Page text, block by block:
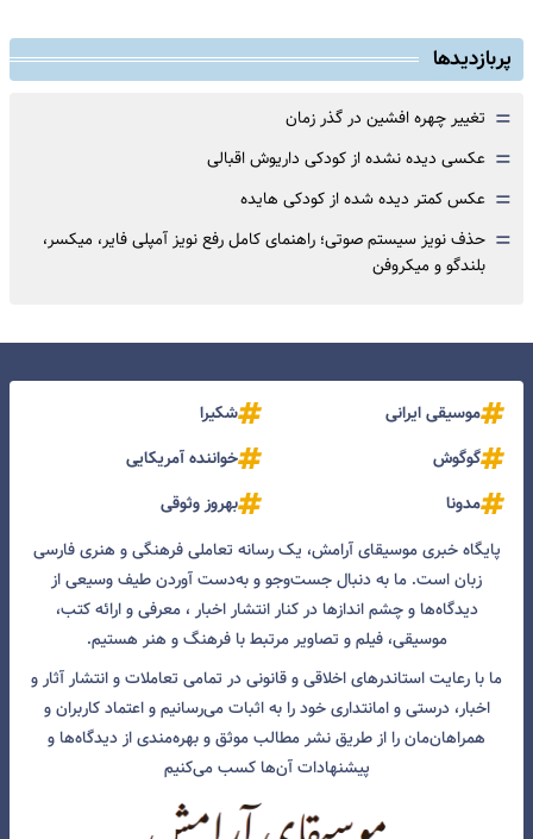
پربازدیدها
= تغییر چهره افشین در گذر زمان
= عکسی دیده نشده از کودکی داریوش اقبالی
= عکس کمتر دیده شده از کودکی هایده
= حذف نویز سیستم صوتی؛ راهنمای کامل رفع نویز آمپلی فایر، میکسر،
بلندگو و میکروفن
موسیقی ایرانی
شکیرا
گوگوش
خواننده آمریکایی
مدونا
بهروز وثوقی
پایگاه خبری موسیقای آرامش، یک رسانه تعاملی فرهنگی و هنری فارسی
زبان است. ما به دنبال جست‌و‌جو و به‌دست آوردن طیف وسیعی از
دیدگاه‌ها و چشم انداز‌ها در کنار انتشار اخبار ، معرفی و ارائه کتب،
موسیقی، فیلم و تصاویر مرتبط با فرهنگ و هنر هستیم.
ما با رعایت استاندرهای اخلاقی و قانونی در تمامی تعاملات و انتشار آثار و
اخبار، درستی و امانتداری خود را به اثبات می‌رسانیم و اعتماد کاربران و
همراهان‌مان را از طریق نشر مطالب موثق و بهره‌مندی از دیدگاه‌ها و
پیشنهادات آن‌ها کسب می‌کنیم